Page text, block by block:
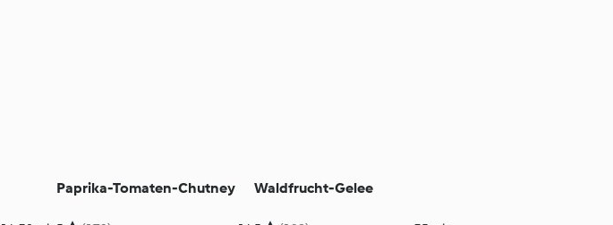
Paprika-Tomaten-Chutney Waldfrucht-Gelee